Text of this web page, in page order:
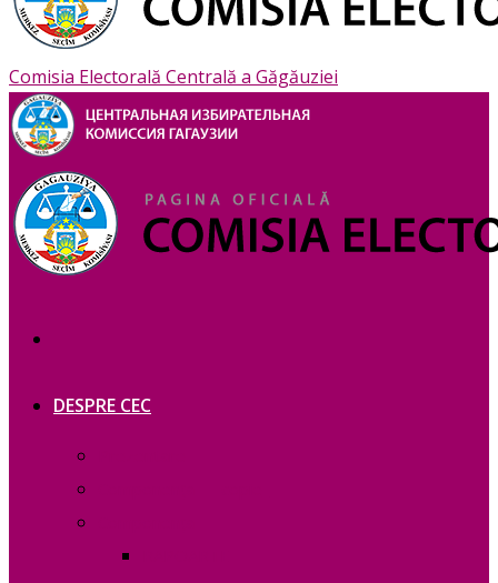
Comisia Electorală Centrală a Găgăuziei
DESPRE CEC